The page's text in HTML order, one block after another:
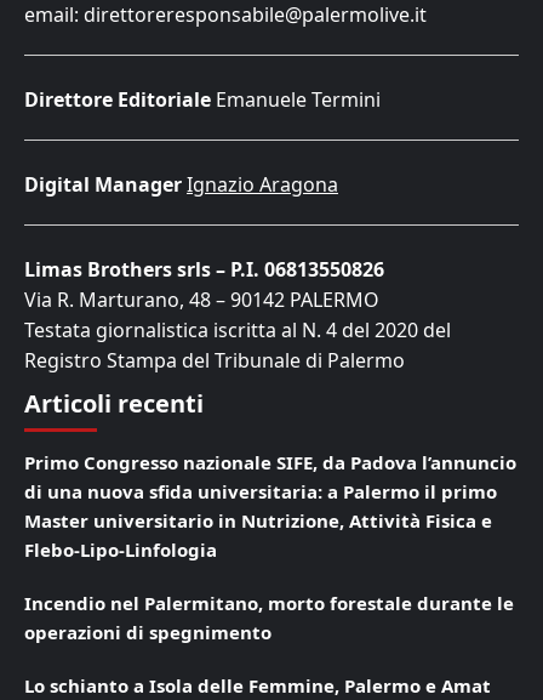
email: direttoreresponsabile@palermolive.it
Direttore Editoriale Emanuele Termini
Digital ManagerIgnazio Aragona
Limas Brothers srls – P.I. 06813550826
Via R. Marturano, 48 – 90142 PALERMO
Testata giornalistica iscritta al N. 4 del 2020 del
Registro Stampa del Tribunale di Palermo
Articoli recenti
Primo Congresso nazionale SIFE, da Padova l’annuncio
di una nuova sfida universitaria: a Palermo il primo
Master universitario in Nutrizione, Attività Fisica e
Flebo-Lipo-Linfologia
Incendio nel Palermitano, morto forestale durante le
operazioni di spegnimento
Lo schianto a Isola delle Femmine, Palermo e Amat